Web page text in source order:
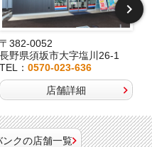
〒382-0052
長野県須坂市大字塩川26-1
TEL：0570-023-636
店舗詳細
ンクの店舗一覧